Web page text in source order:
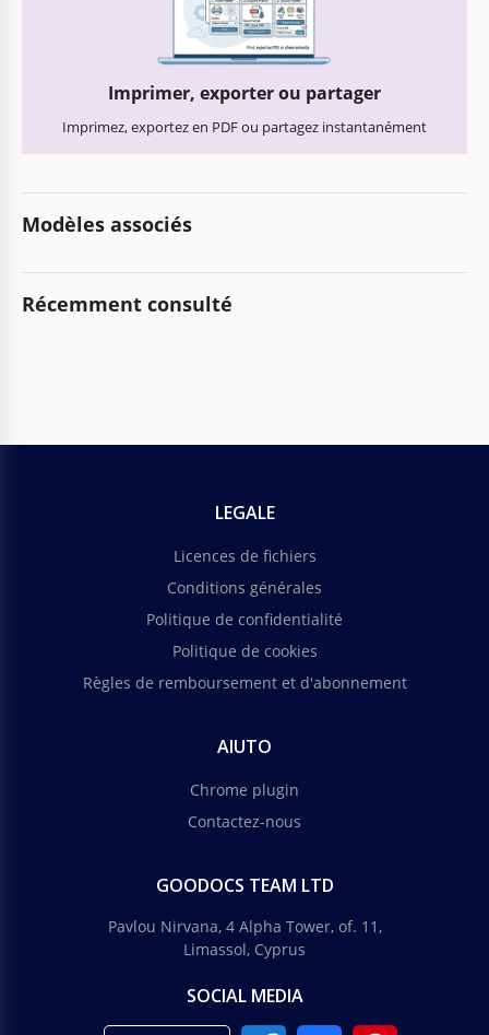
Imprimer, exporter ou partager
Imprimez, exportez en PDF ou partagez instantanément
Modèles associés
Récemment consulté
LEGALE
Licences de fichiers
Conditions générales
Politique de confidentialité
Politique de cookies
Règles de remboursement et d'abonnement
AIUTO
Chrome plugin
Contactez-nous
GOODOCS TEAM LTD
Pavlou Nirvana, 4 Alpha Tower, of. 11,
Limassol, Cyprus
SOCIAL MEDIA